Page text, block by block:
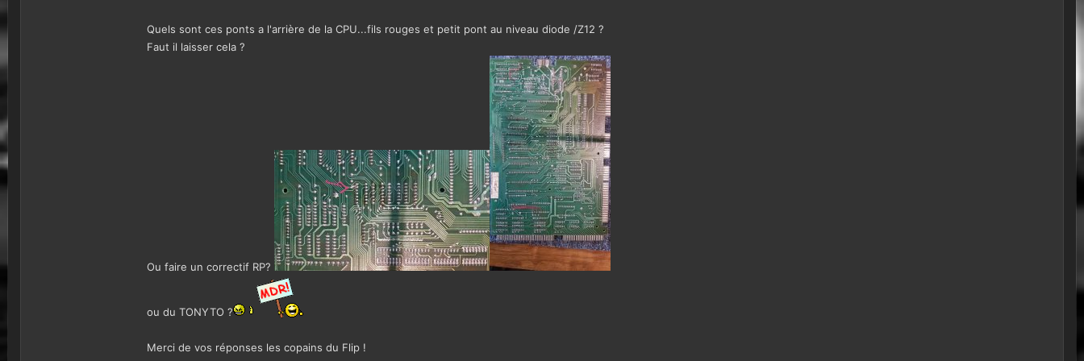
Quels sont ces ponts a l'arrière de la CPU...fils rouges et petit pont au niveau diode /Z12 ?
Faut il laisser cela ?
Ou faire un correctif RP?
ou du TONYTO ?
Merci de vos réponses les copains du Flip !